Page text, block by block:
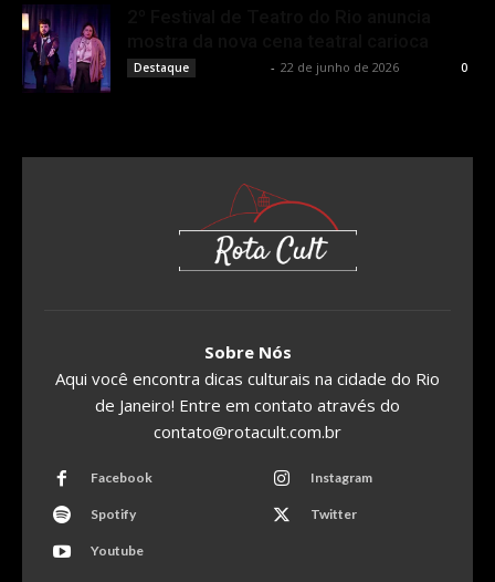
Destaque - 22 de junho de 2026 0
Sobre Nós
Aqui você encontra dicas culturais na cidade do Rio
de Janeiro! Entre em contato através do
contato@rotacult.com.br
Facebook Instagram
Spotify Twitter
Youtube